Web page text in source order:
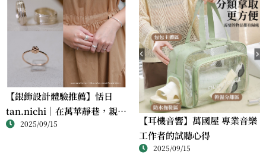
【銀飾設計體驗推薦】恬日
tan.nichi｜在萬華靜巷，親手
完成屬於自己的銀戒
2025/09/15
【耳機音響】萬國屋 專業音樂
工作者的試聽心得
2025/09/15